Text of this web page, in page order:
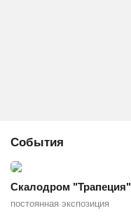
События
Скалодром "Трапеция"
постоянная экспозиция